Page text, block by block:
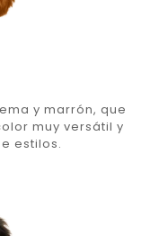
y marrón, que
muy versátil y
estilos.